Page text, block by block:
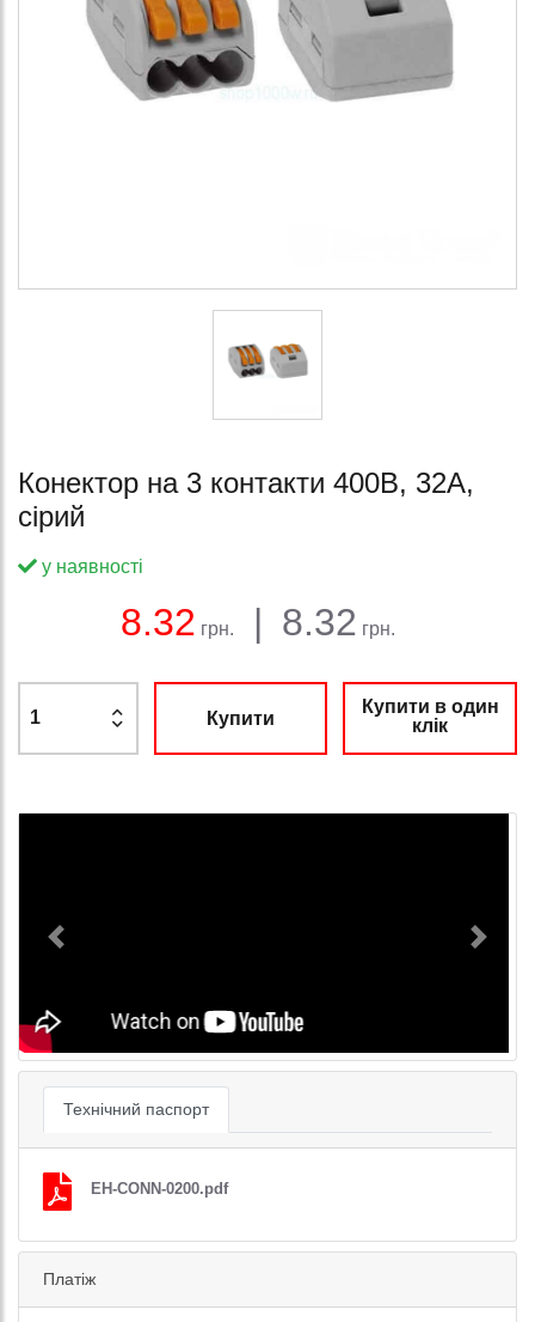
Конектор на 3 контакти 400В, 32A,
сірий
Баланс:
у наявності
8.32 грн. | 8.32 грн.
Купити
Купити в один
клік
Previous Next
Технічний паспорт
EH-CONN-0200.pdf
Платіж